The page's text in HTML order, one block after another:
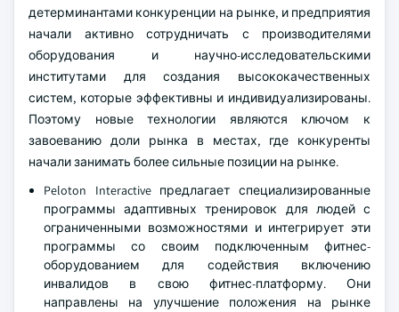
детерминантами конкуренции на рынке, и предприятия
начали активно сотрудничать с производителями
оборудования и научно-исследовательскими
институтами для создания высококачественных
систем, которые эффективны и индивидуализированы.
Поэтому новые технологии являются ключом к
завоеванию доли рынка в местах, где конкуренты
начали занимать более сильные позиции на рынке.
Peloton Interactive предлагает специализированные
программы адаптивных тренировок для людей с
ограниченными возможностями и интегрирует эти
программы со своим подключенным фитнес-
оборудованием для содействия включению
инвалидов в свою фитнес-платформу. Они
направлены на улучшение положения на рынке